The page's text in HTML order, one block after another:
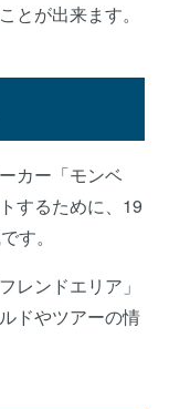
とが出来ます。
カー「モンベ
するために、19
す。
レンドエリア」
ドやツアーの情